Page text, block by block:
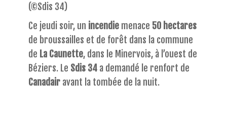
(©Sdis 34)
Ce jeudi soir, un incendie menace 50 hectares
de broussailles et de forêt dans la commune
de La Caunette, dans le Minervois, à l’ouest de
Béziers. Le Sdis 34 a demandé le renfort de
Canadair avant la tombée de la nuit.